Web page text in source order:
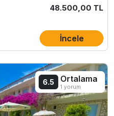
48.500,00 TL
İncele
6.5 Ortalama
1 yorum